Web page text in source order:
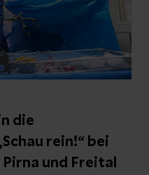
die
rein!“ bei
und Freital